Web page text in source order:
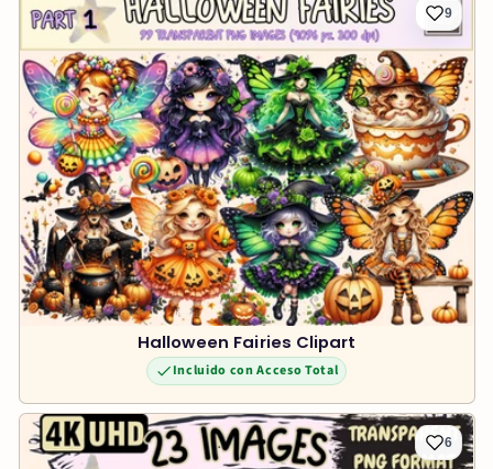
9
Halloween Fairies Clipart
Incluido con Acceso Total
6